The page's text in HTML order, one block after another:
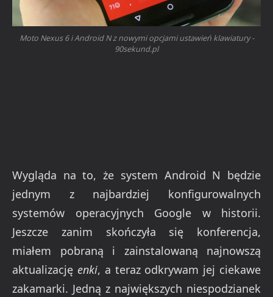
Moto Nexus 6 i Android N z nowymi opcjami ustawień klawiatury -
90sekund.pl
Wygląda na to, że system Android N będzie
jednym z najbardziej konfigurowalnych
systemów operacyjnych Google w historii.
Jeszcze zanim skończyła się konferencja,
miałem pobraną i zainstalowaną najnowszą
aktualizację enki, a teraz odkrywam jej ciekawe
zakamarki. Jedną z największych niespodzianek